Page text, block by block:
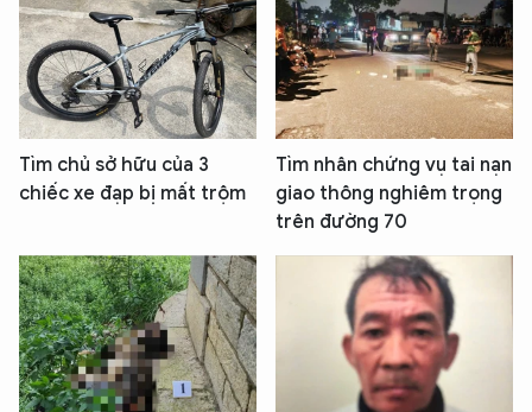
Tìm chủ sở hữu của 3
chiếc xe đạp bị mất trộm
Tìm nhân chứng vụ tai nạn
giao thông nghiêm trọng
trên đường 70